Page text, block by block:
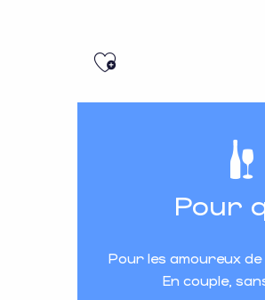
Ajouter aux
Pour
Pour les amoureux
En couple,